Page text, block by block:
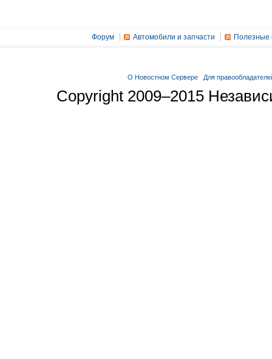
Форум Автомобили и запчасти Полезные
О Новостном Сервере Для
Copyright 2009–2015